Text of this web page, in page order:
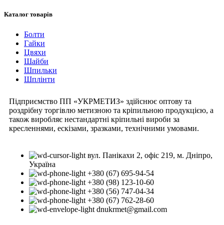
Каталог товарів
Болти
Гайки
Цвяхи
Шайби
Шпильки
Шплінти
Підприємство ПП «УКРМЕТИЗ» здійснює оптову та
роздрібну торгівлю метизною та кріпильною продукцією, а
також виробляє нестандартні кріпильні вироби за
кресленнями, ескізами, зразками, технічними умовами.
вул. Панікахи 2, офіс 219, м. Дніпро,
Україна
+380 (67) 695-94-54
+380 (98) 123-10-60
+380 (56) 747-04-34
+380 (67) 762-28-60
dnukrmet@gmail.com